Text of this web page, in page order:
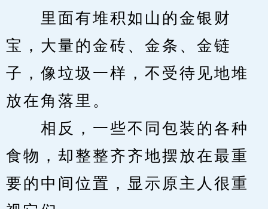
里面有堆积如山的金银财
宝，大量的金砖、金条、金链
子，像垃圾一样，不受待见地堆
放在角落里。
相反，一些不同包装的各种
食物，却整整齐齐地摆放在最重
要的中间位置，显示原主人很重